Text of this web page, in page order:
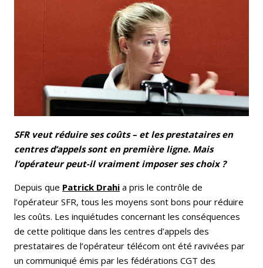
Facebook
Whatsapp
SFR veut réduire ses coûts – et les prestataires en
centres d’appels sont en première ligne. Mais
l’opérateur peut-il vraiment imposer ses choix ?
Depuis que Patrick Drahi a pris le contrôle de
l’opérateur SFR, tous les moyens sont bons pour réduire
les coûts. Les inquiétudes concernant les conséquences
de cette politique dans les centres d’appels des
prestataires de l’opérateur télécom ont été ravivées par
un communiqué émis par les fédérations CGT des